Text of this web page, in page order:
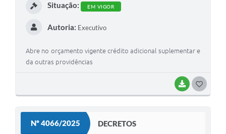
BAIXAR
Situação: EM VIGOR
Autoria: Executivo
Abre no orçamento vigente crédito adicional suplementar e
da outras providências
Nº 4066/2025 DECRETOS